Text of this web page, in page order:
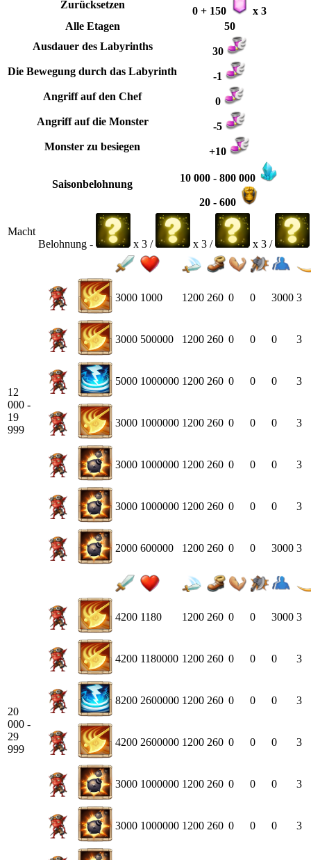
Zurücksetzen
0 + 150
x 3
Alle Etagen
50
Ausdauer des Labyrinths
30
Die Bewegung durch das Labyrinth
-1
Angriff auf den Chef
0
Angriff auf die Monster
-5
Monster zu besiegen
+10
Saisonbelohnung
10 000 - 800 000
20 - 600
Macht
Belohnung -
x 3 / x 3 / x 3 /
12
000 -
19
999
3000 1000 1200 260 0 0 3000 3
3000 500000 1200 260 0 0 0 3
5000 1000000 1200 260 0 0 0 3
3000 1000000 1200 260 0 0 0 3
3000 1000000 1200 260 0 0 0 3
3000 1000000 1200 260 0 0 0 3
2000 600000 1200 260 0 0 3000 3
20
000 -
29
999
4200 1180 1200 260 0 0 3000 3
4200 1180000 1200 260 0 0 0 3
8200 2600000 1200 260 0 0 0 3
4200 2600000 1200 260 0 0 0 3
3000 1000000 1200 260 0 0 0 3
3000 1000000 1200 260 0 0 0 3